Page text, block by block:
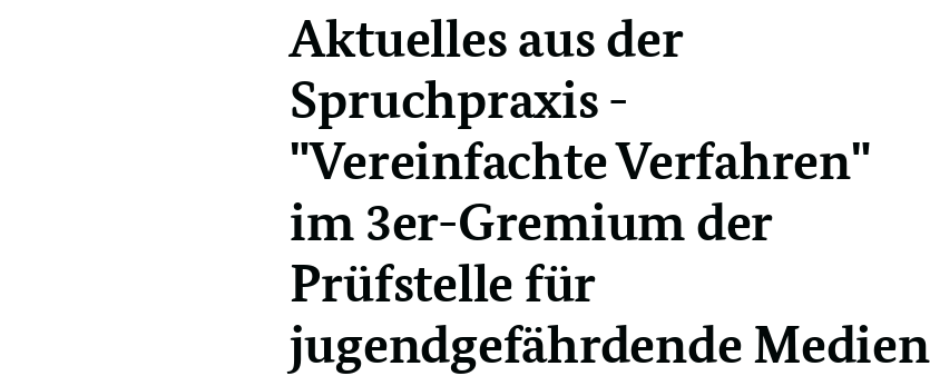
Aktuelles aus der
Spruchpraxis -
"Vereinfachte Verfahren"
im 3er-Gremium der
Prüfstelle für
jugendgefährdende Medien